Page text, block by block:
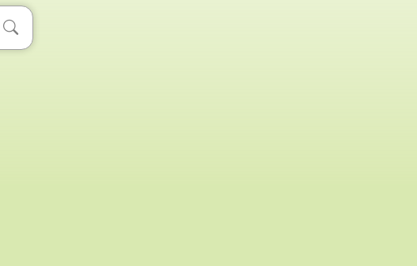
Search